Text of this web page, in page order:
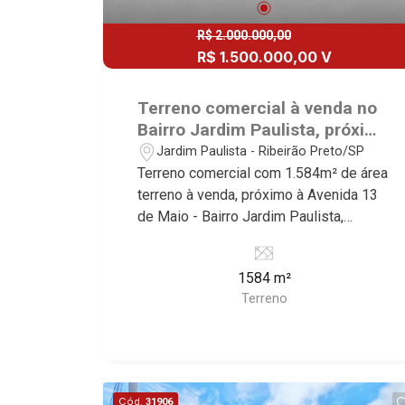
Martinelli Imobiliária, referência no
mercado imobiliário desde 2000.
Especialistas em Venda, Locação e
1051 - Alto da Boa Vista
| Ribeirão Preto.
R$ 2.000.000,00
R$ 1.500.000,00 V
Terreno comercial à venda no
Bairro Jardim Paulista, próximo
à Avenida 13 de Maio - Ribeirão
Preto/SP.
Jardim Paulista - Ribeirão Preto/SP
Terreno comercial com 1.584m² de área
terreno à venda, próximo à Avenida 13
de Maio - Bairro Jardim Paulista,
características deste imóvel que a
Martinelli Imobiliária selecionou para
imobiliário de Ribeirão Preto.
1584 m²
Terreno
Cód. 31906